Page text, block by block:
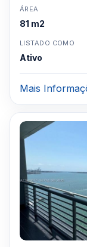
ÁREA
81 m2
LISTADO COMO
Ativo
Mais